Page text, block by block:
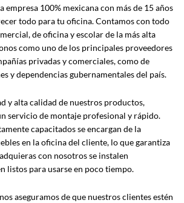
empresa 100% mexicana con más de 15 años
todo para tu oficina. Contamos con todo
de oficina y escolar de la más alta
como uno de los principales proveedores
privadas y comerciales, como de
y dependencias gubernamentales del país.
y alta calidad de nuestros productos,
servicio de montaje profesional y rápido.
capacitados se encargan de la
en la oficina del cliente, lo que garantiza
con nosotros se instalen
listos para usarse en poco tiempo.
aseguramos de que nuestros clientes estén